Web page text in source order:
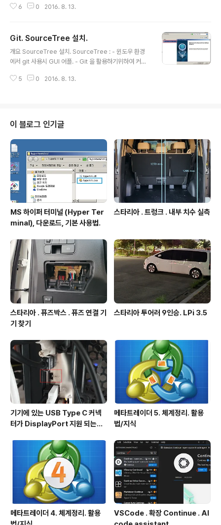
있는 파일들의 변경이력을 저장해두는 기능이 핵심. - 파일
urceTree 에서 추가로 원격저장소(Remote Reposito
ry) 를 설정하여 상기1에서 로컬저장소의 데이터를 원격저
장소와 동기화 시키는 처리가 가능하다. - 원격저장소는 G
vice 등 Git 규격을 만족하는 모든 원격저장소이면 사용가
6 0 2016. 8. 13.
Git. SourceTree 설치.
개요 SourceTree 설치. SourceTree : - 윈도우 환경
에서 git 사용시 GUI 어플. - Git 을 활용하기위하여 커맨
직관적인 사용성. 설치시 Git for Windows 관련 결정사
않아도 되나 SourceTree 를 실행해야만 Git 기능 활용
가능. 위 2가지 옵션중 옵션1이 더 유용하다. "Git for Win
dows" 가 Git 관리의 코아에 해당하는 것이고, SourceT
ree 는 이를 쉽게 활용하기 위한 ..
5 0 2016. 8. 13.
이 블로그 인기글
MS 하이퍼 터미널 (Hyper Ter
minal), 다운로드, 기본 사용법.
스타리아 . 트렁크 . 내부 치수 실측
스타리아 . 퓨즈박스 . 퓨즈 연결 기
기 찾기
스타리아 투어러 9인승. LPi 3.5
기기에 있는 USB Type C 커넥
터가 DisplayPort 지원 되는지
메타트레이더 5. 체계정리. 활용
법/지식
메타트레이더 4. 체계정리. 활용
VSCode . 확장 Continue . AI